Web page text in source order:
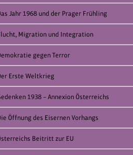
Jahr 1968 und der Prager Frühling
Migration und Integration
gegen Terror
Erste Weltkrieg
1938 – Annexion Österreichs
Öffnung des Eisernen Vorhangs
Beitritt zur EU